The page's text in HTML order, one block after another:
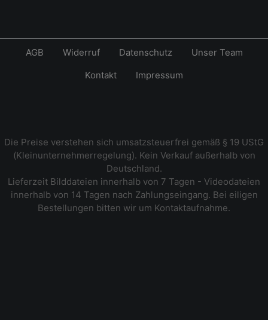
AGB Widerruf Datenschutz
Unser Team
Kontakt
Impressum
Die Preise verstehen sich umsatzsteuerfrei gemäß § 19 UStG
(Kleinunternehmerregelung). Kein Verkauf außerhalb von
Deutschland.
Lieferzeit Bilddateien innerhalb von 7 Tagen - Videodateien
innerhalb von 14 Tagen nach Zahlungseingang. Bei eiligen
Bestellungen bitten wir um Kontaktaufnahme.